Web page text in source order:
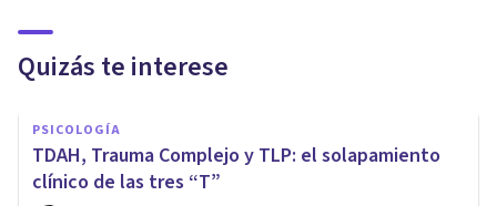
Quizás te interese
PSICOLOGÍA
TDAH, Trauma Complejo y TLP: el solapamiento
clínico de las tres “T”